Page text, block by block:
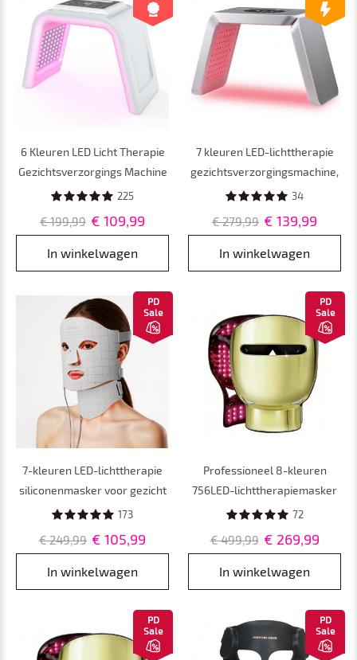
6 Kleuren LED Licht Therapie
Gezichtsverzorgings Machine
met Kleurencyclus, 178
stoomspray, Fotodynamisch
PDT Licht Schoonheids
Instrument
225
€ 199,99 € 109,99
In winkelwagen
7 kleuren LED-lichttherapie
gezichtsverzorgingsmachine,
222 lichtkralen,
lichtschoonheidsinstrument,
opvouwbaar
34
€ 279,99 € 139,99
In winkelwagen
PD
Sale
7-kleuren LED-lichttherapie
siliconenmasker voor gezicht
en nek, 103 LED-kralen, 309
173
€ 249,99 € 105,99
In winkelwagen
PD
Sale
Professioneel 8-kleuren
756LED-lichttherapiemasker
voor gezicht en hals tegen
tegen huidveroudering, voor
thuisgebruik.
72
€ 499,99 € 269,99
In winkelwagen
PD
Sale
PD
Sale